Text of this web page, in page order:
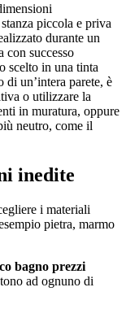
piccola e priva
durante un
con successo
scelto in una tinta
un’intera parete, è
o utilizzare la
in muratura, oppure
neutro, come il
inedite
i materiali
pietra, marmo
bagno prezzi
ad ognuno di